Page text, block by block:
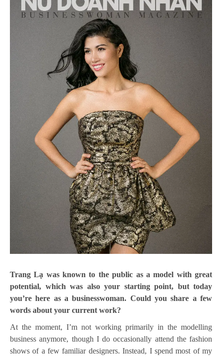
Trang Lạ was known to the public as a model with great
potential, which was also your starting point, but today
you’re here as a businesswoman. Could you share a few
words about your current work?
At the moment, I’m not working primarily in the modelling
business anymore, though I do occasionally attend the fashion
shows of a few familiar designers. Instead, I spend most of my